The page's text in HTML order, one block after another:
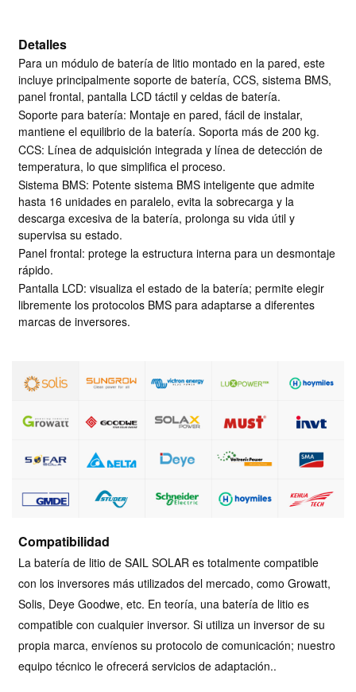
Detalles
Para un módulo de batería de litio montado en la pared, este
incluye principalmente soporte de batería, CCS, sistema BMS,
panel frontal, pantalla LCD táctil y celdas de batería.
Soporte para batería: Montaje en pared, fácil de instalar,
mantiene el equilibrio de la batería. Soporta más de 200 kg.
CCS: Línea de adquisición integrada y línea de detección de
temperatura, lo que simplifica el proceso.
Sistema BMS: Potente sistema BMS inteligente que admite
hasta 16 unidades en paralelo, evita la sobrecarga y la
descarga excesiva de la batería, prolonga su vida útil y
supervisa su estado.
Panel frontal: protege la estructura interna para un desmontaje
rápido.
Pantalla LCD: visualiza el estado de la batería; permite elegir
libremente los protocolos BMS para adaptarse a diferentes
marcas de inversores.
Compatibilidad
La batería de litio de SAIL SOLAR es totalmente compatible
con los inversores más utilizados del mercado, como Growatt,
Solis, Deye Goodwe, etc. En teoría, una batería de litio es
compatible con cualquier inversor. Si utiliza un inversor de su
propia marca, envíenos su protocolo de comunicación; nuestro
equipo técnico le ofrecerá servicios de adaptación..